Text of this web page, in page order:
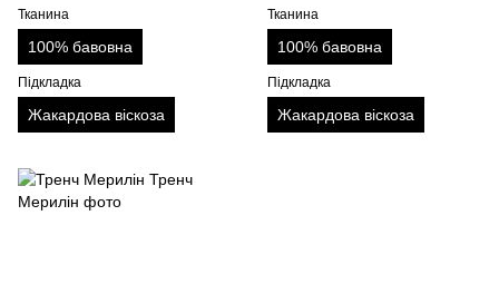
Тканина
100% бавовна
Підкладка
Жакардова віскоза
Тканина
100% бавовна
Підкладка
Жакардова віскоза